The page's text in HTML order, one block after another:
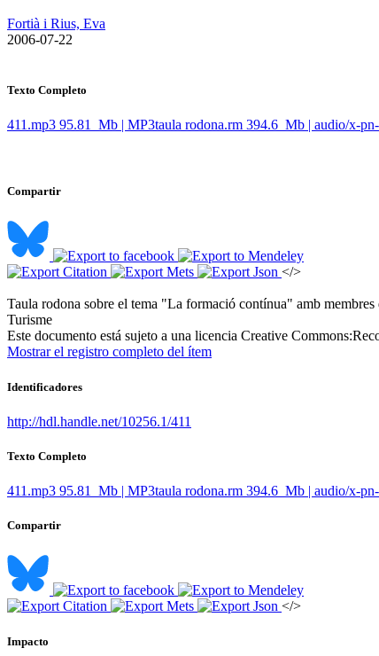
Fortià i Rius, Eva
​ 2006-07-22
Texto Completo
411.mp3 95.81 Mb | MP3taula rodona.rm 394.6 Mb | audio/x-
Compartir
</>
Taula rodona sobre el tema "La formació contínua" amb
Turisme ​
Este documento está sujeto a una licencia Creative Commons:
Mostrar el registro completo del ítem
Identificadores
http://hdl.handle.net/10256.1/411
Texto Completo
411.mp3 95.81 Mb | MP3taula rodona.rm 394.6 Mb | audio/x-
Compartir
</>
Impacto